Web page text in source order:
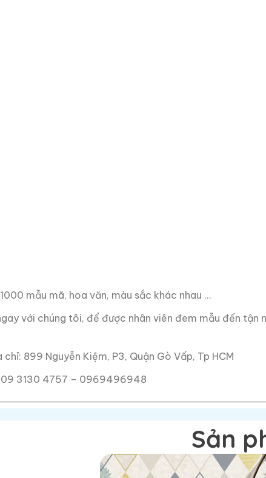
mẫu mã, hoa văn, màu sắc khác nhau …
với chúng tôi, để được nhân viên đem mẫu đến tận
899 Nguyễn Kiệm, P3, Quận Gò Vấp, Tp HCM
3130 4757 – 0969496948
Sản